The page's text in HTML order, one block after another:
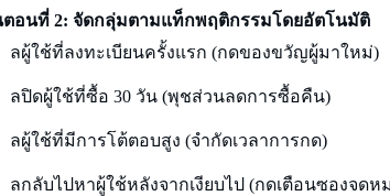
อนที่ 2: จัดกลุ่มตามแท็กพฤติกรรมโดยอัตโนมัติ
ลผู้ใช้ที่ลงทะเบียนครั้งแรก (กดของขวัญผู้มาใหม่)
ลปิดผู้ใช้ที่ซื้อ 30 วัน (พุชส่วนลดการซื้อคืน)
ลผู้ใช้ที่มีการโต้ตอบสูง (จำกัดเวลาการกด)
ลกลับไปหาผู้ใช้หลังจากเงียบไป (กดเตือนซองจดห